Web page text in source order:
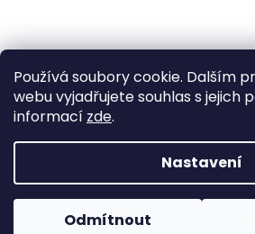
Používá soubory cookie. Dalším
webu vyjadřujete souhlas s jejich
informací zde.
Nastavení
Odmítnout
Pokud u nás nenajdete konkrétní
ozvat. Ve většině případů jej můžeme
Vytvořil
Copyright 2026Horse life .